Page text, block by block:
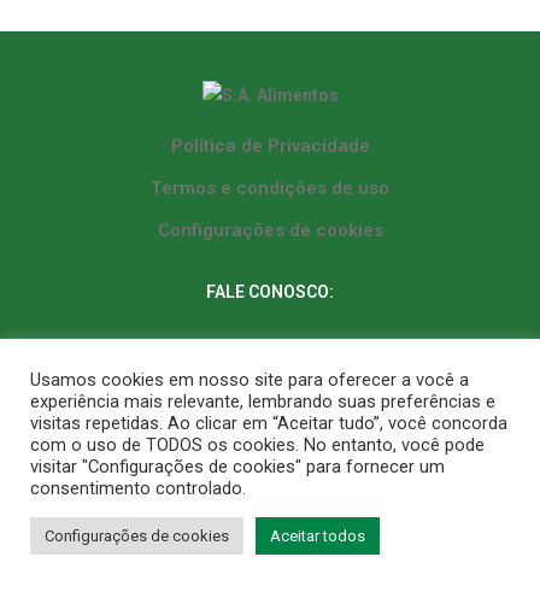
Política de Privacidade
Termos e condições de uso
Configurações de cookies
FALE CONOSCO:
Fixo Matriz: (62) 3287-9764
Fixo Filial: (61) 3573-9225
Segunda a sexta-feira: 8h às 18h
Usamos cookies em nosso site para oferecer a você a
experiência mais relevante, lembrando suas preferências e
visitas repetidas. Ao clicar em “Aceitar tudo”, você concorda
com o uso de TODOS os cookies. No entanto, você pode
visitar "Configurações de cookies" para fornecer um
consentimento controlado.
Configurações de cookies Aceitar todos